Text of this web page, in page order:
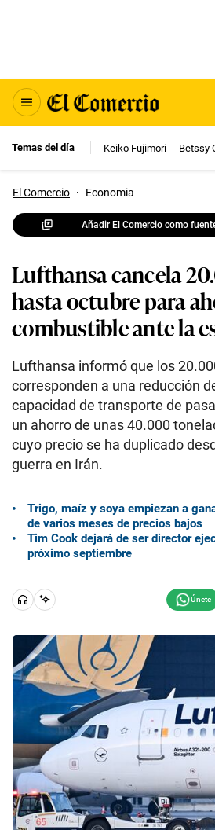
Temas del día Keiko Fujimori Betssy
El Comercio · Economia
Añadir El Comercio como
Lufthansa cancela
hasta octubre para
combustible ante la
Lufthansa informó que los
corresponden a una reducción
capacidad de transporte de
un ahorro de unas 40.000
cuyo precio se ha duplicado
guerra en Irán.
Trigo, maíz y soya empiezan a
de varios meses de precios bajos
Tim Cook dejará de ser director
próximo septiembre